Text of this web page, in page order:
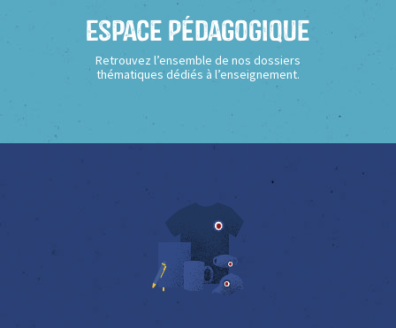
Espace Pédagogique
Retrouvez l’ensemble de nos dossiers
thématiques dédiés à l’enseignement.